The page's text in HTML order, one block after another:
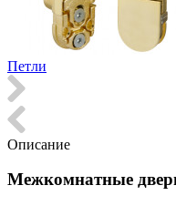
Петли
Описание
Межкомнатные